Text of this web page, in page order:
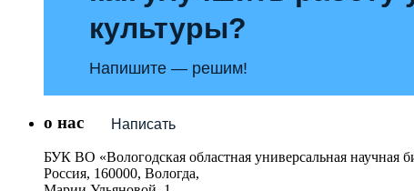
культуры?
Напишите — решим!
Написать
о нас
БУК ВО «Вологодская областная универсальная научная
Россия, 160000, Вологда,